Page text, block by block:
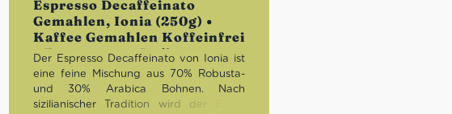
Espresso Decaffeinato
Gemahlen, Ionia (250g) •
Kaffee Gemahlen Koffeinfrei
• Espresso aus Italien
Der Espresso Decaffeinato von Ionia ist
eine feine Mischung aus 70% Robusta-
und 30% Arabica Bohnen. Nach
sizilianischer Tradition wird der Blend